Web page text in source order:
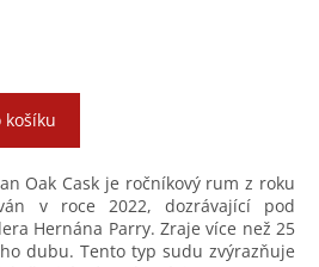
košíku
Oak Cask je ročníkový rum z roku
v roce 2022, dozrávající pod
Hernána Parry. Zraje více než 25
dubu. Tento typ sudu zvýrazňuje